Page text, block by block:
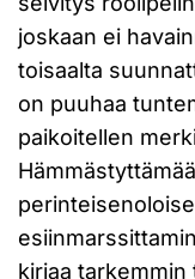
joskaan ei
toisaalta
on puuhaa
paikoitellen
kirjaa